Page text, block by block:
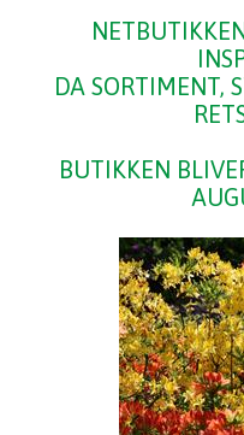
DA SORTIMENT,
BUTIKKEN